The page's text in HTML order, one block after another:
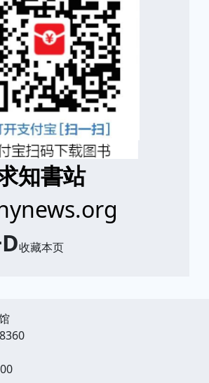
知書站
收藏本页